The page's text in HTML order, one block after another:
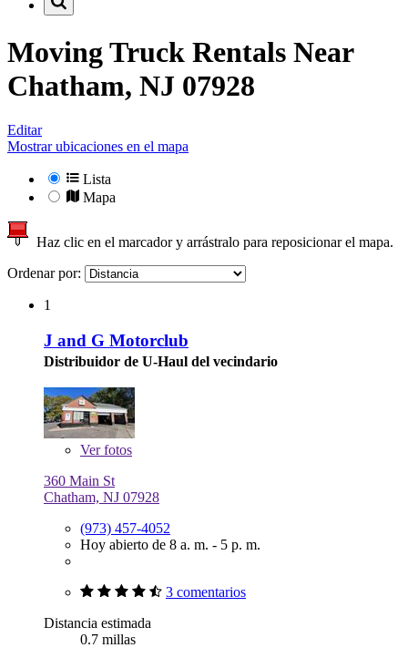
Moving Truck Rentals Near
Chatham, NJ 07928
Editar
Mostrar ubicaciones en el mapa
Lista
Mapa
Haz clic en el marcador y arrástralo para reposicionar el mapa.
Ordenar por:
1
J and G Motorclub
Distribuidor de U-Haul del vecindario
Verfotos
360 Main St
Chatham, NJ 07928
(973) 457-4052
Hoy abierto de 8 a. m. - 5 p. m.
3 comentarios
Distancia estimada
0.7 millas